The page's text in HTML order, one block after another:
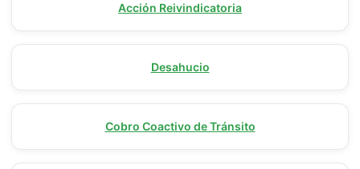
Acción Reivindicatoria
Desahucio
Cobro Coactivo de Tránsito